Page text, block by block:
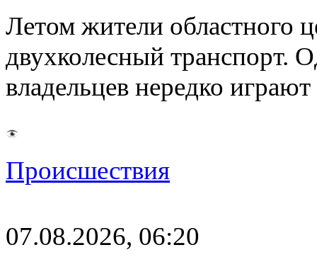
Летом жители областного
двухколесный транспорт.
владельцев нередко
Происшествия
07.08.2026, 06:20